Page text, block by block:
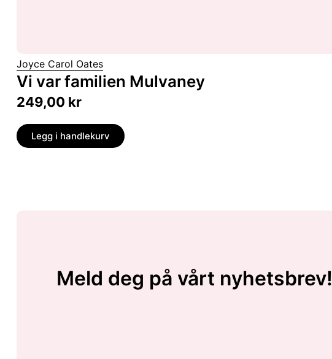
Joyce Carol Oates
Vi var familien Mulvaney
249,00 kr
Legg i handlekurv
Meld deg på vårt nyhetsbrev!